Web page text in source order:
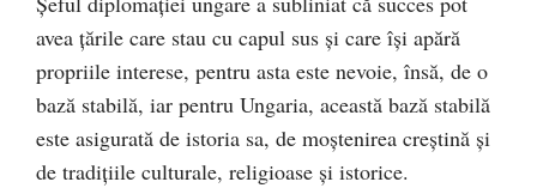
avea ţările care stau cu capul sus şi care îşi apără
propriile interese, pentru asta este nevoie, însă, de o
bază stabilă, iar pentru Ungaria, această bază stabilă
este asigurată de istoria sa, de moştenirea creştină şi
de tradiţiile culturale, religioase şi istorice.